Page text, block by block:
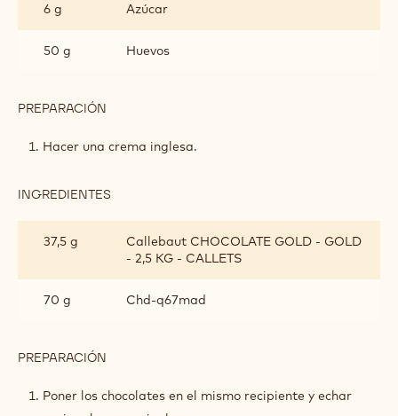
6 g Azúcar
50 g Huevos
PREPARACIÓN
DE
CHOCOLATE
Y
Hacer una crema inglesa.
INGREDIENTES
CHOCOLATE
GOLD
Y
MADAGASCAR
37,5 g
Callebaut CHOCOLATE GOLD - GOLD
- 2,5 KG - CALLETS
70 g Chd-q67mad
PREPARACIÓN
DE
Poner los chocolates en el mismo recipiente y echar